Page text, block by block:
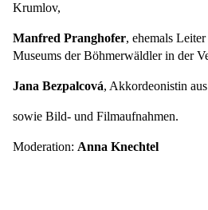
Krumlov,
Manfred Pranghofer, ehemals
Museums der Böhmerwäldler in der
Jana Bezpalcová, Akkordeonistin
sowie Bild- und Filmaufnahmen.
Moderation: Anna Knechtel